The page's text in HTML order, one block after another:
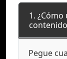
1.
Pegue